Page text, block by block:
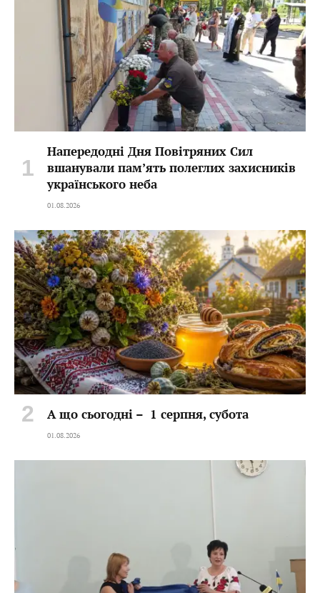
Напередодні Дня Повітряних Сил
вшанували пам’ять полеглих захисників
українського неба
01.08.2026
А що сьогодні – 1 серпня, субота
01.08.2026